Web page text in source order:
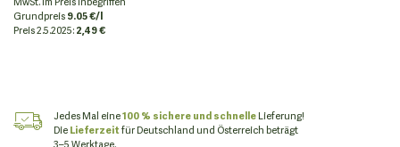
Grundpreis9.05 €/l
Preis2.5.2025:2,49 €
Jedes Mal eine100 % sichere und schnelleLieferung!
DieLieferzeitfür Deutschland und Österreich beträgt
3–5 Werktage.